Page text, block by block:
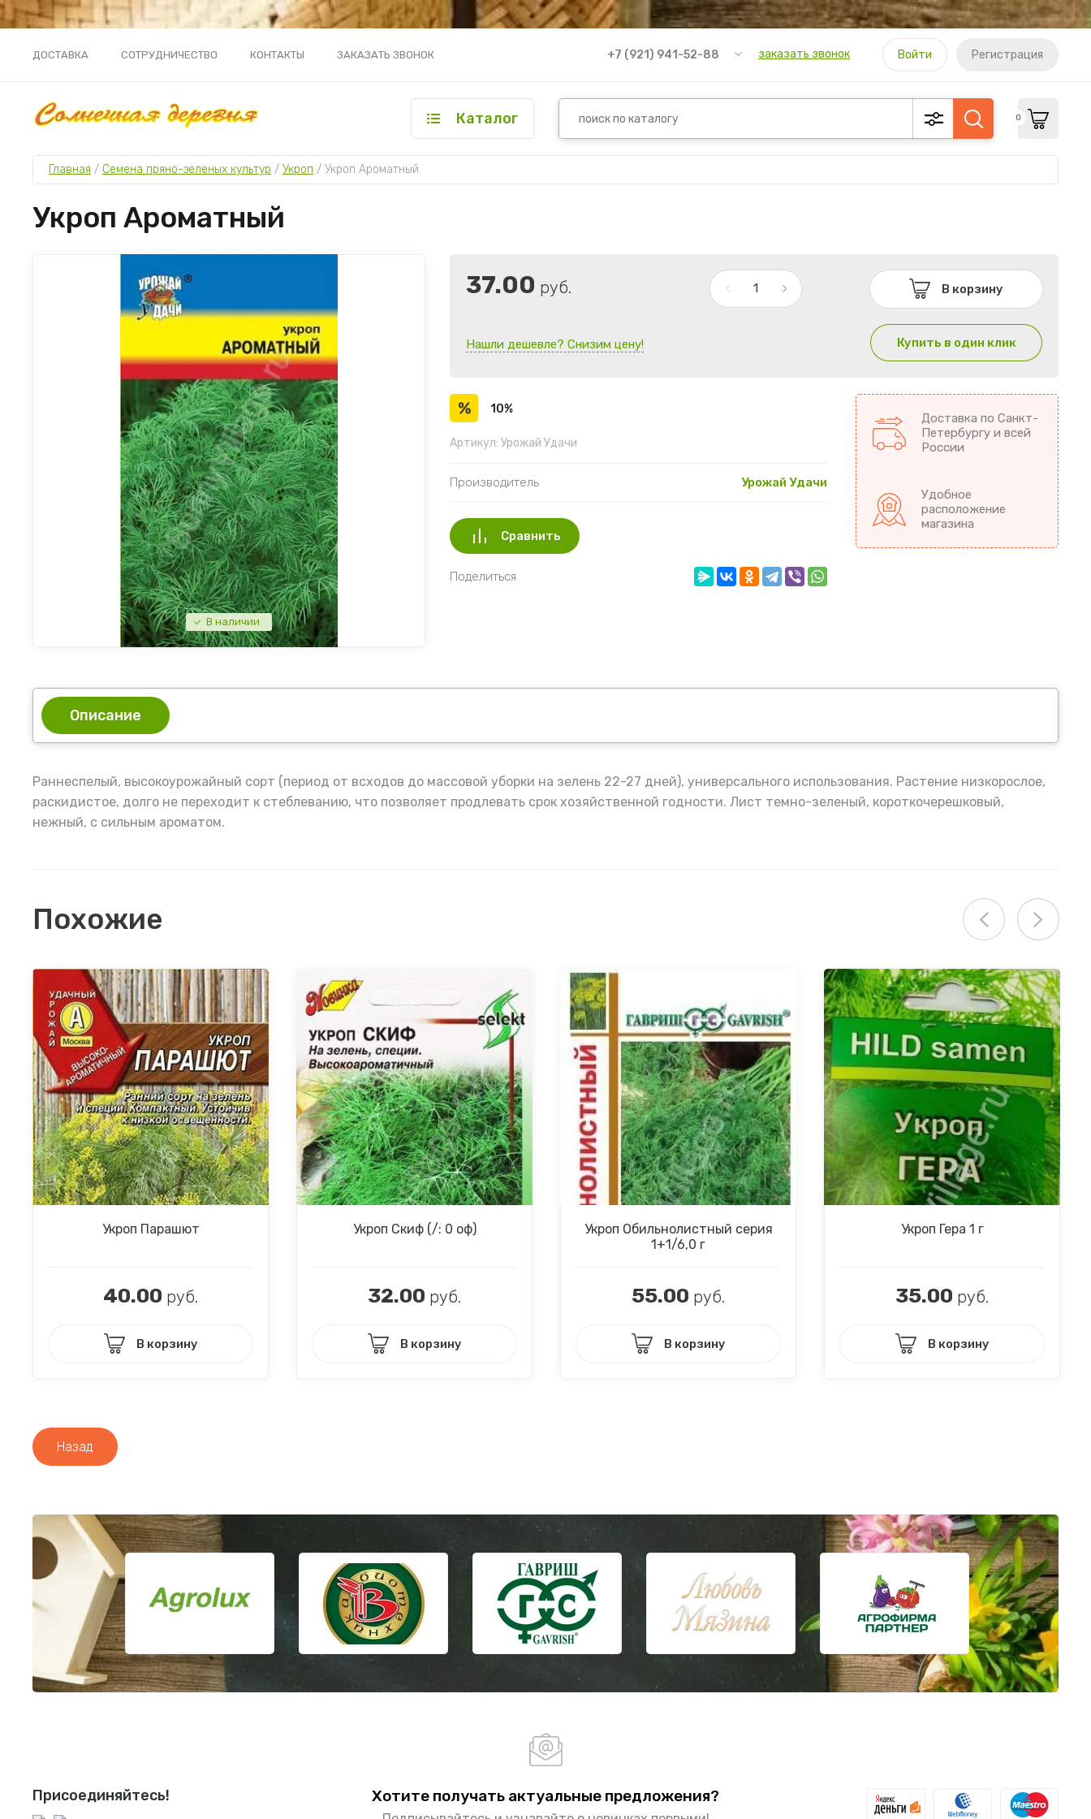
ДОСТАВКА СОТРУДНИЧЕСТВО КОНТАКТЫ ЗАКАЗАТЬ ЗВОНОК +7 (921) 941-52-88 заказать звонок Войти Регистрация
Каталог 0
Главная / Семена пряно-зеленых культур / Укроп / Укроп Ароматный
Укроп Ароматный
В наличии
37.00 руб. В корзину
Купить в один клик
Нашли дешевле? Снизим цену!
10%
Артикул: Урожай Удачи
Производитель Урожай Удачи
Сравнить
Поделиться
Доставка по Санкт-
Петербургу и всей
России
Удобное
расположение
магазина
Описание
Раннеспелый, высокоурожайный сорт (период от всходов до массовой уборки на зелень 22-27 дней), универсального использования. Растение низкорослое,
раскидистое, долго не переходит к стеблеванию, что позволяет продлевать срок хозяйственной годности. Лист темно-зеленый, короткочерешковый,
нежный, с сильным ароматом.
Похожие
Укроп Парашют
40.00 руб.
В корзину
Укроп Скиф (/: 0 оф)
32.00 руб.
В корзину
Укроп Обильнолистный серия
1+1/6,0 г
55.00 руб.
В корзину
Укроп Гера 1 г
35.00 руб.
В корзину
Назад
Присоединяйтесь! Хотите получать актуальные предложения?